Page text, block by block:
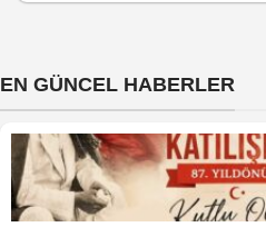
EN GÜNCEL HABERLER